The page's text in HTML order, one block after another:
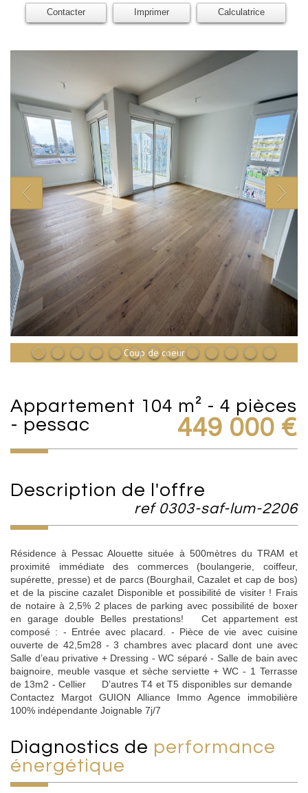
Contacter Imprimer Calculatrice
Coup de coeur
appartement 104 m² - 4 pièces
- pessac
449 000 €
description de l'offre
ref 0303-saf-lum-2206
Résidence à Pessac Alouette située à 500mètres du TRAM et
proximité immédiate des commerces (boulangerie, coiffeur,
supérette, presse) et de parcs (Bourghail, Cazalet et cap de bos)
et de la piscine cazalet Disponible et possibilité de visiter ! Frais
de notaire à 2,5% 2 places de parking avec possibilité de boxer
en garage double Belles prestations! Cet appartement est
composé : - Entrée avec placard. - Pièce de vie avec cuisine
ouverte de 42,5m28 - 3 chambres avec placard dont une avec
Salle d’eau privative + Dressing - WC séparé - Salle de bain avec
baignoire, meuble vasque et sèche serviette + WC - 1 Terrasse
de 13m2 - Cellier D’autres T4 et T5 disponibles sur demande
Contactez Margot GUION Alliance Immo Agence immobilière
100% indépendante Joignable 7j/7
diagnostics de performance
énergétique